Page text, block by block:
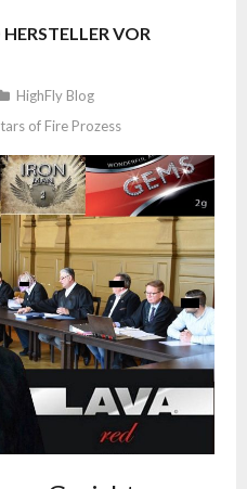
VOR
HighFly Blog
of Fire Prozess